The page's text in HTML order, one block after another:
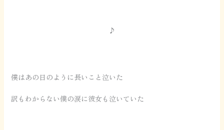
♪
僕はあの日のように長いこと泣いた
訳もわからない僕の涙に彼女も泣いていた